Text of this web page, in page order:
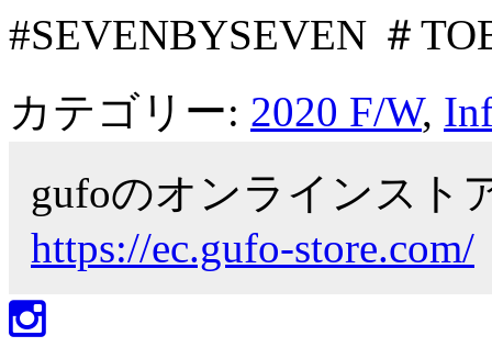
#SEVENBYSEVEN ＃
カテゴリー: 2020 F/W,
gufoのオンラインスト
https://ec.gufo-store.com/